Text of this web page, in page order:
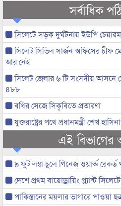
সর্বাধিক
সিলেটে সড়ক দুর্ঘটনায় ইউপি
সিলেট সিভিল সার্জন অফিসের
আর নেই
সিলেট জেলার ৬ টি সংসদীয় আসনে
৪৮৮
বধির সেজে সিকৃবিতে প্রতারণা
যুক্তরাষ্ট্রের পথে প্রধানমন্ত্রী শেখ হাসিনা
এই
৯ ফুট লম্বা চুলে গিনেজ ওয়ার্ল্ড
দেশে প্রথম বায়োড্রায়িং প্ল্যান্ট
পাকিস্তানের ময়লার ভাগারে পাওয়া